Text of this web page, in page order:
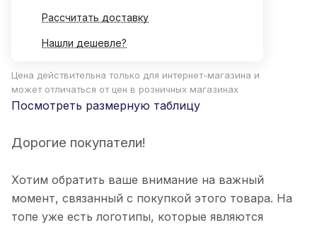
Рассчитать доставку
Нашли дешевле?
Цена действительна только для интернет-магазина и
может отличаться от цен в розничных магазинах
Посмотреть размерную таблицу
Дорогие покупатели!
Хотим обратить ваше внимание на важный
момент, связанный с покупкой этого товара. На
топе уже есть логотипы, которые являются